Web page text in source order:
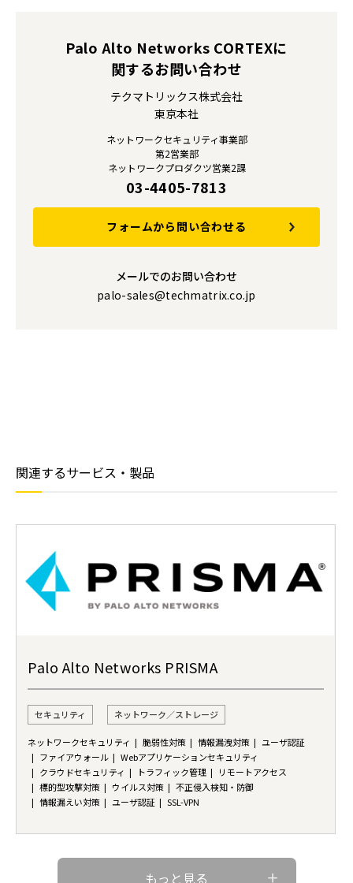
Palo Alto Networks CORTEXに
関するお問い合わせ
テクマトリックス株式会社
東京本社
ネットワークセキュリティ事業部
第2営業部
ネットワークプロダクツ営業2課
03-4405-7813
フォームから問い合わせる
メールでのお問い合わせ
palo-sales@techmatrix.co.jp
関連するサービス・製品
Palo Alto Networks PRISMA
セキュリティ ネットワーク／ストレージ
ネットワークセキュリティ 脆弱性対策 情報漏洩対策
ユーザ認証
ファイアウォール
Webアプリケーションセキュリティ
クラウドセキュリティ
トラフィック管理
リモートアクセス
標的型攻撃対策
ウイルス対策
不正侵入検知・防御
情報漏えい対策
ユーザ認証 SSL-VPN
もっと見る